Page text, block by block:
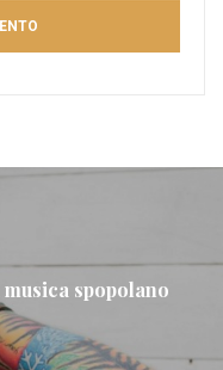
spopolano